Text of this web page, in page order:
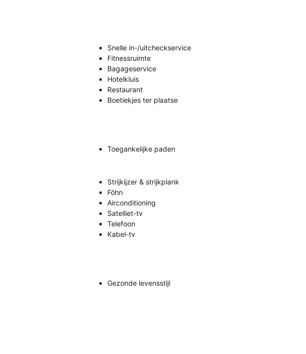
Snelle in-/uitcheckservice
Fitnessruimte
Bagageservice
Hotelkluis
Restaurant
Boetiekjes ter plaatse
Toegankelijke paden
Strijkijzer & strijkplank
Föhn
Airconditioning
Satelliet-tv
Telefoon
Kabel-tv
Gezonde levensstijl